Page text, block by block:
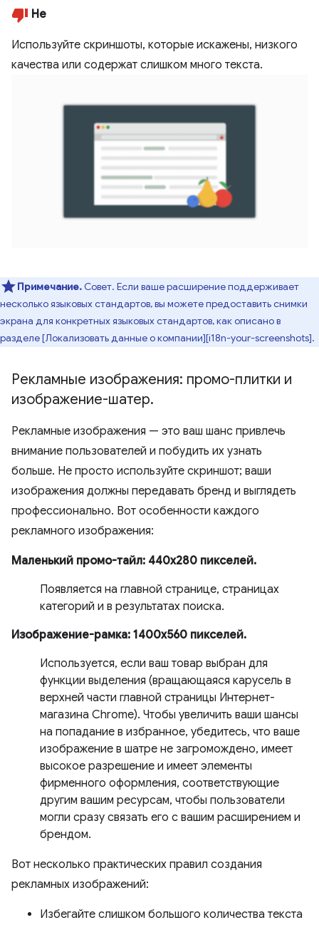
Не
Используйте скриншоты, которые искажены, низкого
качества или содержат слишком много текста.
Примечание. Совет. Если ваше расширение поддерживает
несколько языковых стандартов, вы можете предоставить снимки
экрана для конкретных языковых стандартов, как описано в
разделе [Локализовать данные о компании][i18n-your-screenshots].
Рекламные изображения: промо-плитки и
изображение-шатер.
Рекламные изображения — это ваш шанс привлечь
внимание пользователей и побудить их узнать
больше. Не просто используйте скриншот; ваши
изображения должны передавать бренд и выглядеть
профессионально. Вот особенности каждого
рекламного изображения:
Маленький промо-тайл: 440х280 пикселей.
Появляется на главной странице, страницах
категорий и в результатах поиска.
Изображение-рамка: 1400x560 пикселей.
Используется, если ваш товар выбран для
функции выделения (вращающаяся карусель в
верхней части главной страницы Интернет-
магазина Chrome). Чтобы увеличить ваши шансы
на попадание в избранное, убедитесь, что ваше
изображение в шатре не загромождено, имеет
высокое разрешение и имеет элементы
фирменного оформления, соответствующие
другим вашим ресурсам, чтобы пользователи
могли сразу связать его с вашим расширением и
брендом.
Вот несколько практических правил создания
рекламных изображений:
Избегайте слишком большого количества текста